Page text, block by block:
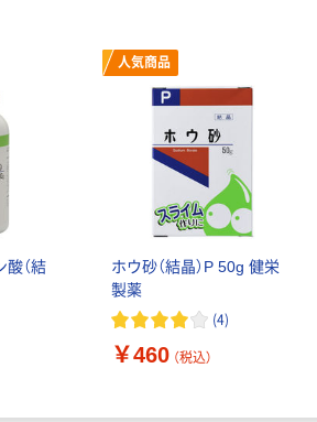
（結
人気商品
ホウ砂（結晶）P 50g 健栄
製薬
(4)
￥460 （税込）
期間限定価格
アスクル プラ
スチックグロー
ブ 薄手 粉な
し（パウダーフ
リー）
￥298~
本気プライス
ラルミネラルウ
キャップシール
レス 10本
￥1,037~